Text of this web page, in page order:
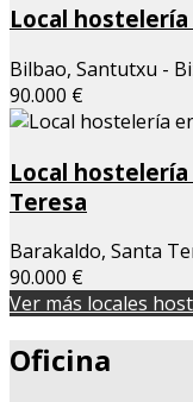
Local
Bilbao, Santutxu -
90.000 €
Local
Teresa
Barakaldo, Santa
90.000 €
Ver más locales
Oficina